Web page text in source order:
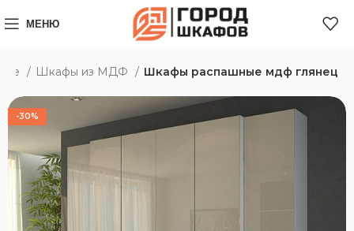
МЕНЮ
Шкафы из МДФ Шкафы распашные мдф глянец
-30%